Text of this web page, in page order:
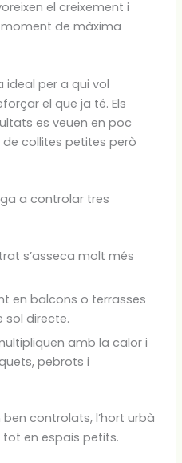
el creixement i
de màxima
ideal per a qui vol
el que ja té. Els
es veuen en poc
collites petites però
a controlar tres
s’asseca molt més
en balcons o terrasses
sol directe.
amb la calor i
pebrots i
controlats, l’hort urbà
en espais petits.